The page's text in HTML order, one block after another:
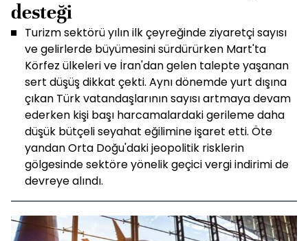
desteği
Turizm sektörü yılın ilk çeyreğinde ziyaretçi sayısı
ve gelirlerde büyümesini sürdürürken Mart'ta
Körfez ülkeleri ve İran'dan gelen talepte yaşanan
sert düşüş dikkat çekti. Aynı dönemde yurt dışına
çıkan Türk vatandaşlarının sayısı artmaya devam
ederken kişi başı harcamalardaki gerileme daha
düşük bütçeli seyahat eğilimine işaret etti. Öte
yandan Orta Doğu'daki jeopolitik risklerin
gölgesinde sektöre yönelik geçici vergi indirimi de
devreye alındı.